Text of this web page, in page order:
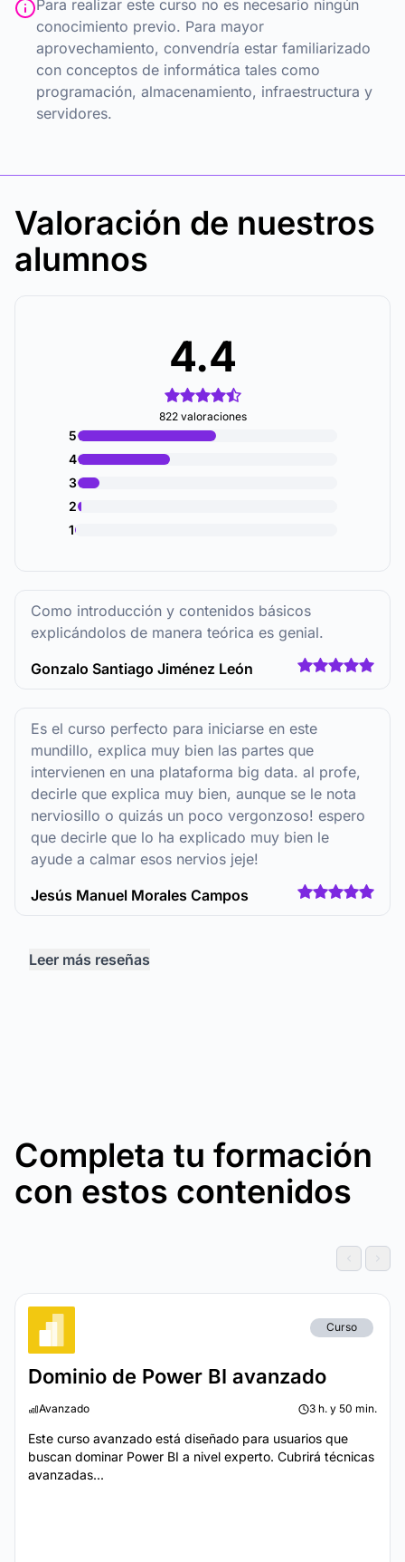
Para realizar este curso no es necesario ningún
conocimiento previo. Para mayor
aprovechamiento, convendría estar familiarizado
con conceptos de informática tales como
programación, almacenamiento, infraestructura y
servidores.
Valoración de nuestros
alumnos
4.4
822 valoraciones
5
4
3
2
1
Como introducción y contenidos básicos
explicándolos de manera teórica es genial.
Gonzalo Santiago Jiménez León
Es el curso perfecto para iniciarse en este
mundillo, explica muy bien las partes que
intervienen en una plataforma big data. al profe,
decirle que explica muy bien, aunque se le nota
nerviosillo o quizás un poco vergonzoso! espero
que decirle que lo ha explicado muy bien le
ayude a calmar esos nervios jeje!
Jesús Manuel Morales Campos
Leer más reseñas
Completa tu formación
con estos contenidos
Curso
Dominio de Power BI avanzado
Avanzado 3 h. y 50 min.
Este curso avanzado está diseñado para usuarios que
buscan dominar Power BI a nivel experto. Cubrirá técnicas
avanzadas...